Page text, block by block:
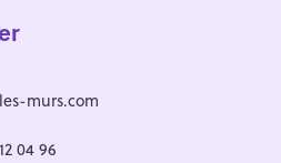
murs.com
04 96